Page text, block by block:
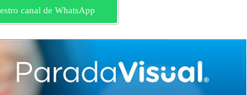
canal de WhatsApp